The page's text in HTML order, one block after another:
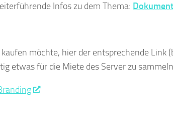
Infos zu dem Thema:
möchte, hier der entsprechende Link
etwas für die Miete des Server zu